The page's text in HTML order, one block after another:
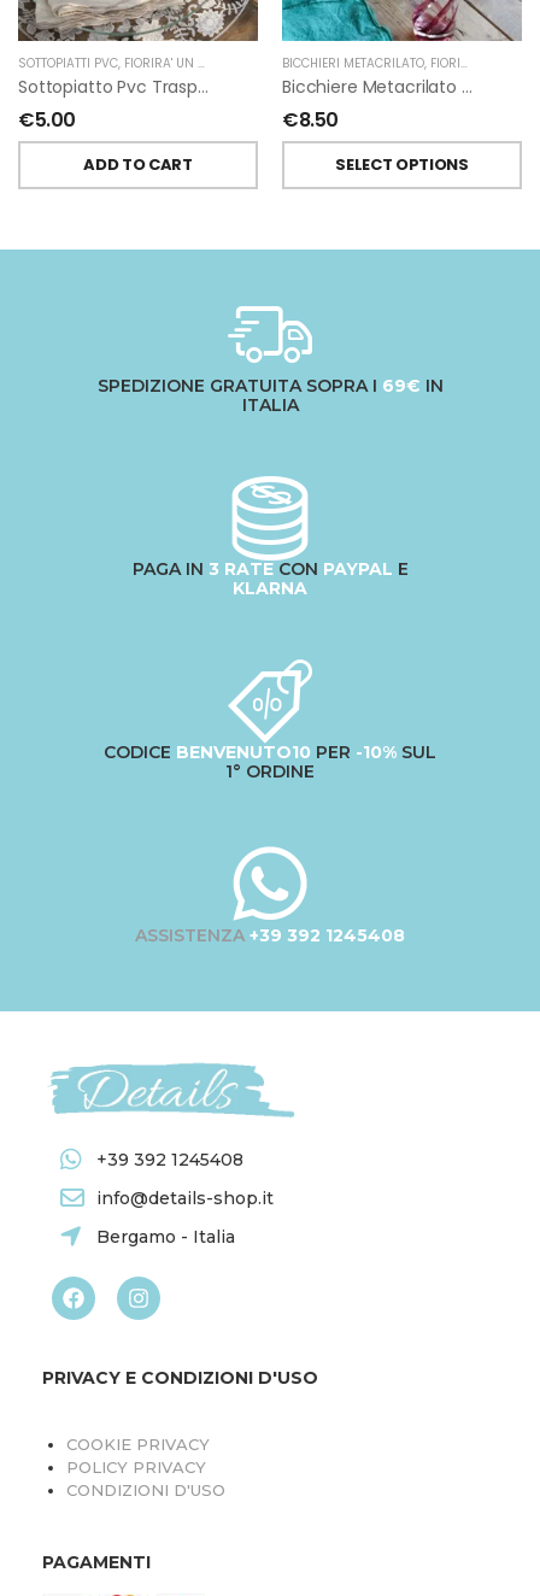
SOTTOPIATTI PVC, FIORIRA' UN GIARDINO
Sottopiatto Pvc Trasparente Floreale Bianco Di Fiorirà Un Giardino
€5.00
ADD TO CART
BICCHIERI METACRILATO, FIORIRA' UN GIARDINO
Bicchiere Metacrilato Trasparente Spirale Colorata Di Fiorirà Un Giardino
€8.50
SELECT OPTIONS
SPEDIZIONE GRATUITA SOPRA I 69€ IN
ITALIA
PAGA IN 3 RATECON PAYPAL E
KLARNA
CODICE BENVENUTO10 PER -10% SUL
1° ORDINE
ASSISTENZA +39 392 1245408
+39 392 1245408
info@details-shop.it
Bergamo - Italia
PRIVACY E CONDIZIONI D'USO
COOKIE PRIVACY
POLICY PRIVACY
CONDIZIONI D'USO
PAGAMENTI